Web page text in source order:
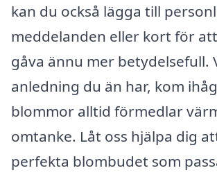
kan du också lägga till
meddelanden eller kort för
gåva ännu mer betydelsefull.
anledning du än har, kom
blommor alltid förmedlar
omtanke. Låt oss hjälpa dig
perfekta blombudet som